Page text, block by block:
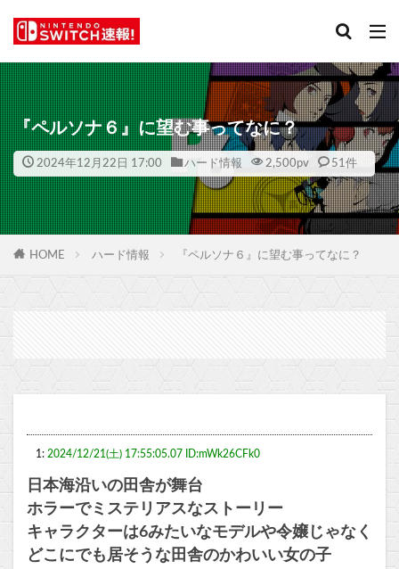
『ペルソナ６』に望む事ってなに？
2024年12月22日 17:00 ハード情報 2,500pv 51件
HOME ハード情報 『ペルソナ６』に望む事ってなに？
1: 2024/12/21(土) 17:55:05.07 ID:mWk26CFk0
日本海沿いの田舎が舞台
ホラーでミステリアスなストーリー
キャラクターは6みたいなモデルや令嬢じゃなく
どこにでも居そうな田舎のかわいい女の子